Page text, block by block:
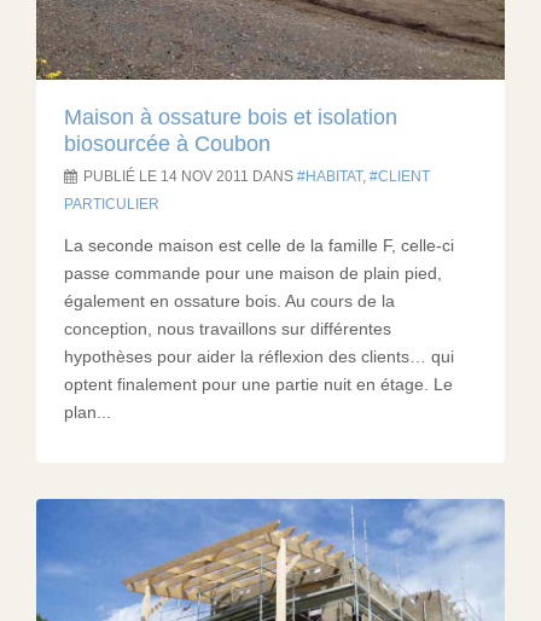
Maison à ossature bois et isolation
biosourcée à Coubon
PUBLIÉ LE 14 NOV 2011 DANS HABITAT
CLIENT
PARTICULIER
La seconde maison est celle de la famille F, celle-ci
passe commande pour une maison de plain pied,
également en ossature bois. Au cours de la
conception, nous travaillons sur différentes
hypothèses pour aider la réflexion des clients… qui
optent finalement pour une partie nuit en étage. Le
plan...